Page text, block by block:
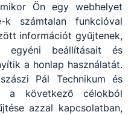
Balázs) a IV.
Ön egy webhelyet
számtalan funkcióval
információt gyűjtenek,
egyéni beállításait és
a honlap használatát.
Pál Technikum és
a következő célokból
azzal kapcsolatban,